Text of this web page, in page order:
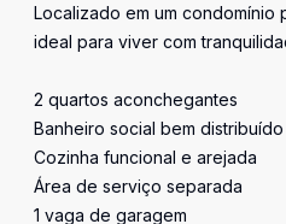
Localizado em um condomínio
ideal para viver com
2 quartos aconchegantes
Banheiro social bem distribuído
Cozinha funcional e arejada
Área de serviço separada
1 vaga de garagem